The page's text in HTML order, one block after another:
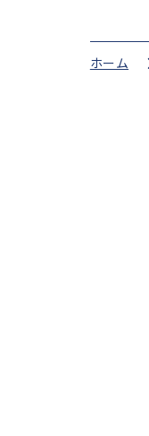
ホーム